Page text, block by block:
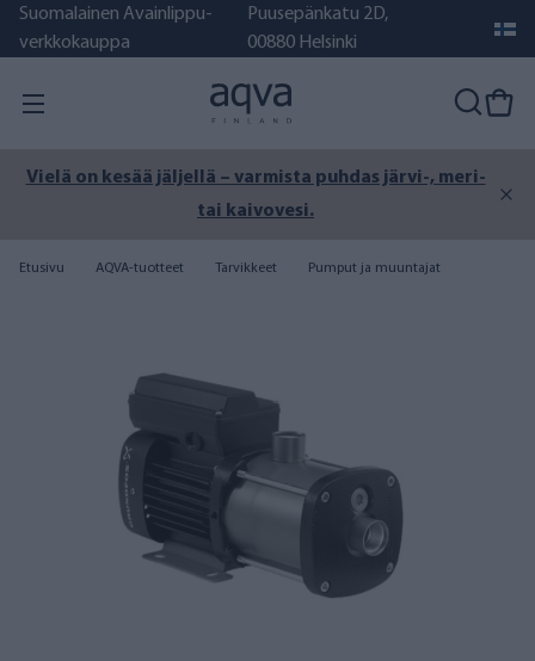
Suomalainen Avainlippu-
verkkokauppa
Puusepänkatu 2D,
00880 Helsinki
Vielä on kesää jäljellä – varmista puhdas järvi-, meri-
tai kaivovesi.
Etusivu AQVA-tuotteet Tarvikkeet Pumput ja muuntajat